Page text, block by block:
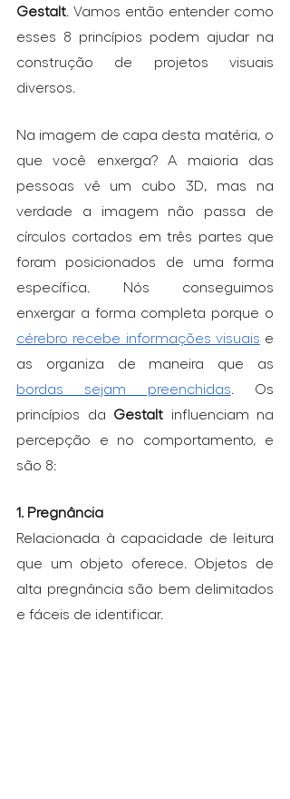
Gestalt . Vamos então entender como
esses 8 princípios podem ajudar na
construção de projetos visuais
diversos.
Na imagem de capa desta matéria, o
que você enxerga? A maioria das
pessoas vê um cubo 3D, mas na
verdade a imagem não passa de
círculos cortados em três partes que
foram posicionados de uma forma
específica. Nós conseguimos
cérebro recebe informações visuais e
bordas sejam preenchidas . Os
princípios da Gestalt influenciam na
percepção e no comportamento, e
são 8:
1. Pregnância
Relacionada à capacidade de leitura
que um objeto oferece. Objetos de
alta pregnância são bem delimitados
e fáceis de identificar.